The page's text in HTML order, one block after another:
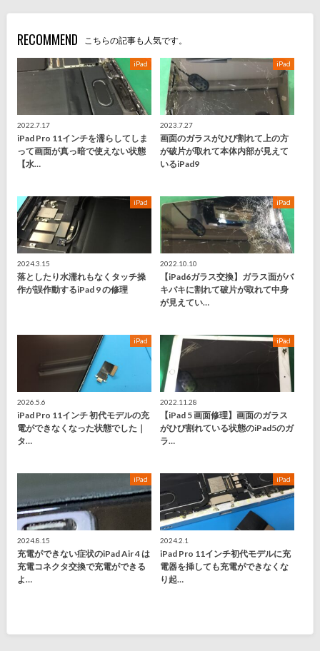
RECOMMEND こちらの記事も人気です。
iPad
2022.7.17
iPad Pro 11インチを濡らしてしま
って画面が真っ暗で使えない状態
【水…
iPad
2023.7.27
画面のガラスがひび割れて上の方
が破片が取れて本体内部が見えて
いるiPad9
iPad
2024.3.15
落としたり水濡れもなくタッチ操
作が誤作動するiPad 9 の修理
iPad
2022.10.10
【iPad6ガラス交換】ガラス面がバ
キバキに割れて破片が取れて中身
が見えてい…
iPad
2026.5.6
iPad Pro 11インチ 初代モデルの充
電ができなくなった状態でした｜
タ…
iPad
2022.11.28
【iPad 5 画面修理】画面のガラス
がひび割れている状態のiPad5のガ
ラ…
iPad
2024.8.15
充電ができない症状のiPad Air 4 は
充電コネクタ交換で充電ができる
よ…
iPad
2024.2.1
iPad Pro 11インチ初代モデルに充
電器を挿しても充電ができなくな
り起…